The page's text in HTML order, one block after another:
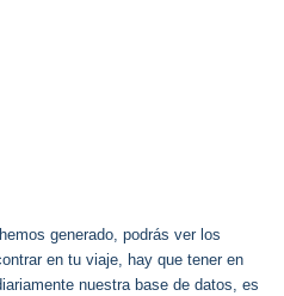
generado, podrás ver los
en tu viaje, hay que tener en
nuestra base de datos, es